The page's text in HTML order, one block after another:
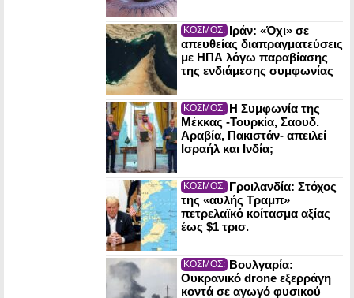
ΚΟΣΜΟΣ: Ιράν: «Όχι» σε
απευθείας διαπραγματεύσεις
με ΗΠΑ λόγω παραβίασης
της ενδιάμεσης συμφωνίας
ΚΟΣΜΟΣ: Η Συμφωνία της
Μέκκας -Τουρκία, Σαουδ.
Αραβία, Πακιστάν- απειλεί
Ισραήλ και Ινδία;
ΚΟΣΜΟΣ: Γροιλανδία: Στόχος
της «αυλής Τραμπ»
πετρελαϊκό κοίτασμα αξίας
έως $1 τρισ.
ΚΟΣΜΟΣ: Βουλγαρία:
Ουκρανικό drone εξερράγη
κοντά σε αγωγό φυσικού